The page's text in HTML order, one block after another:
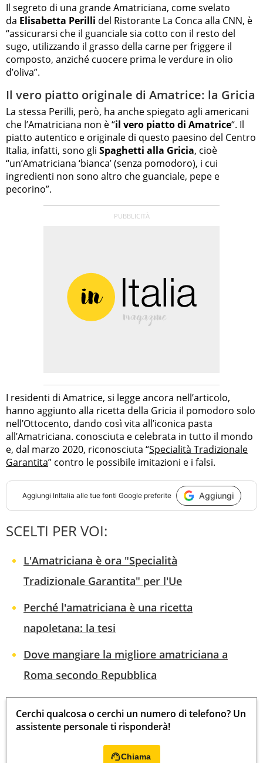
Il segreto di una grande Amatriciana, come svelato
da Elisabetta Perilli del Ristorante La Conca alla CNN, è
“assicurarsi che il guanciale sia cotto con il resto del
sugo, utilizzando il grasso della carne per friggere il
composto, anziché cuocere prima le verdure in olio
d’oliva”.
Il vero piatto originale di Amatrice: la Gricia
La stessa Perilli, però, ha anche spiegato agli americani
che l’Amatriciana non è “il vero piatto di Amatrice“. Il
piatto autentico e originale di questo paesino del Centro
Italia, infatti, sono gli Spaghetti alla Gricia, cioè
“un’Amatriciana ‘bianca’ (senza pomodoro), i cui
ingredienti non sono altro che guanciale, pepe e
pecorino”.
I residenti di Amatrice, si legge ancora nell’articolo,
hanno aggiunto alla ricetta della Gricia il pomodoro solo
nell’Ottocento, dando così vita all’iconica pasta
all’Amatriciana. conosciuta e celebrata in tutto il mondo
e, dal marzo 2020, riconosciuta “Specialità Tradizionale
Garantita” contro le possibile imitazioni e i falsi.
Aggiungi InItalia alle tue fonti Google preferite Aggiungi
SCELTI PER VOI:
L'Amatriciana è ora "Specialità
Tradizionale Garantita" per l'Ue
Perché l'amatriciana è una ricetta
napoletana: la tesi
Dove mangiare la migliore amatriciana a
Roma secondo Repubblica
Cerchi qualcosa o cerchi un numero di telefono? Un
assistente personale ti risponderà!
Chiama